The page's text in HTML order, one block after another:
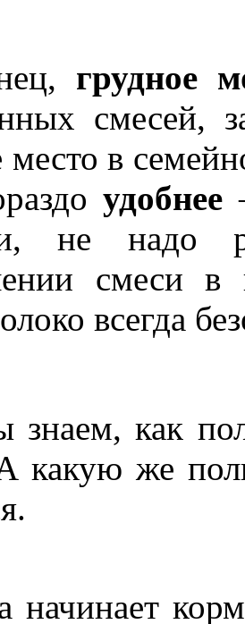
грудное
смесей,
место в
удобнее
не надо
смеси
всегда
знаем, как
какую же
начинает